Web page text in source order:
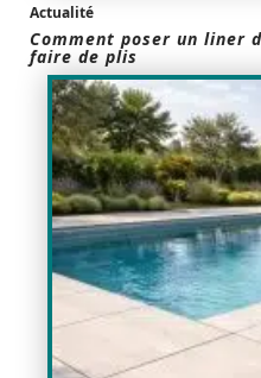
Actualité
Comment poser un liner
faire de plis